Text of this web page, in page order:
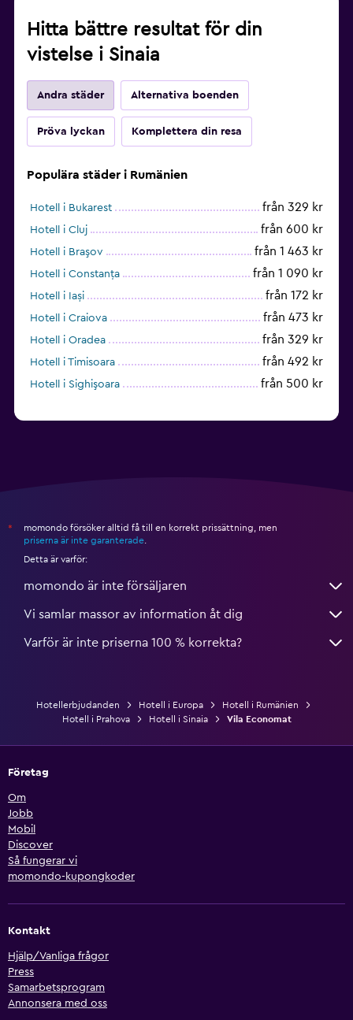
Hitta bättre resultat för din
vistelse i Sinaia
Andra städer Alternativa boenden
Pröva lyckan Komplettera din resa
Populära städer i Rumänien
Hotell i Bukarest från 329 kr
Hotell i Cluj från 600 kr
Hotell i Braşov från 1 463 kr
Hotell i Constanța från 1 090 kr
Hotell i Iași från 172 kr
Hotell i Craiova från 473 kr
Hotell i Oradea från 329 kr
Hotell i Timisoara från 492 kr
Hotell i Sighişoara från 500 kr
*
momondo försöker alltid få till en korrekt prissättning, men
priserna är inte garanterade
Detta är varför:
momondo är inte försäljaren
Vi samlar massor av information åt dig
Varför är inte priserna 100 % korrekta?
Hotellerbjudanden Hotell i Europa
Hotell i Rumänien
Hotell i Prahova
Hotell i Sinaia Vila Economat
Företag
Om
Jobb
Mobil
Discover
Så fungerar vi
momondo-kupongkoder
Kontakt
Hjälp/Vanliga frågor
Press
Samarbetsprogram
Annonsera med oss